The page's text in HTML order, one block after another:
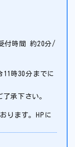
付時間 約20分/
時30分までに
承下さい。
ります。HPに